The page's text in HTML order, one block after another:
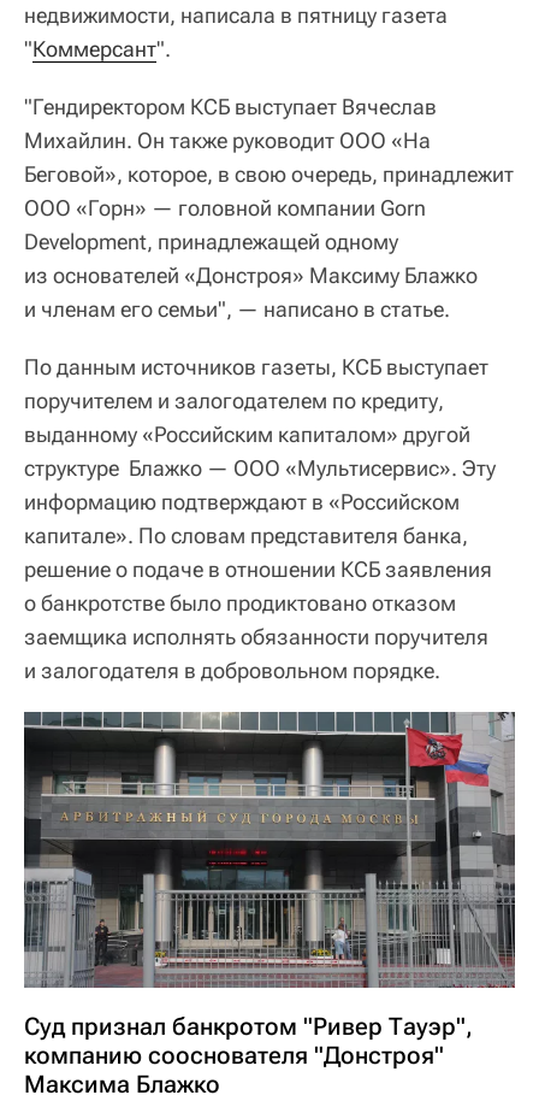
недвижимости, написала в пятницу газета
"Коммерсант".
"Гендиректором КСБ выступает Вячеслав
Михайлин. Он также руководит ООО «На
Беговой», которое, в свою очередь, принадлежит
ООО «Горн» — головной компании Gorn
Development, принадлежащей одному
из основателей «Донстроя» Максиму Блажко
и членам его семьи", — написано в статье.
По данным источников газеты, КСБ выступает
поручителем и залогодателем по кредиту,
выданному «Российским капиталом» другой
структуре Блажко — ООО «Мультисервис». Эту
информацию подтверждают в «Российском
капитале». По словам представителя банка,
решение о подаче в отношении КСБ заявления
о банкротстве было продиктовано отказом
заемщика исполнять обязанности поручителя
и залогодателя в добровольном порядке.
Суд признал банкротом "Ривер Тауэр",
компанию сооснователя "Донстроя"
Максима Блажко